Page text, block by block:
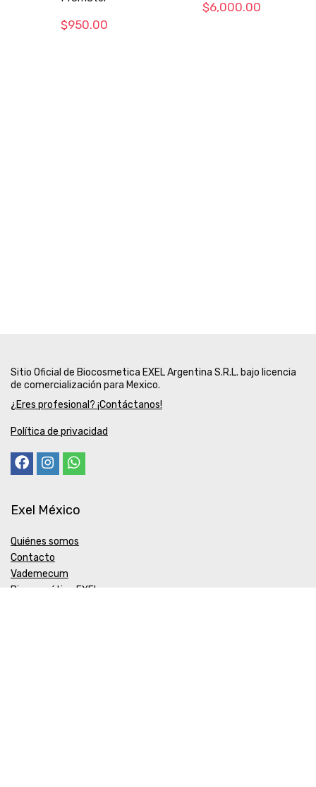
$950.00
$6,000.00
Sitio Oficial de Biocosmetica EXEL Argentina S.R.L. bajo licencia
de comercialización para Mexico.
¿Eres profesional? ¡Contáctanos!
Política de privacidad
Exel México
Quiénes somos
Contacto
Vademecum
Biocosmética EXEL